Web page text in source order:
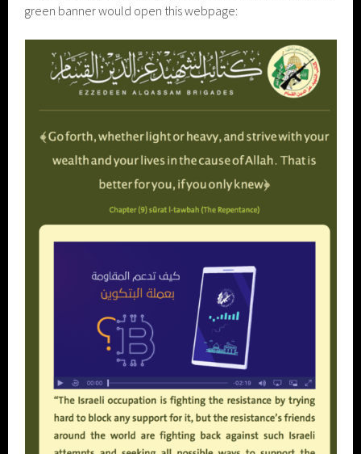
green banner would open this webpage: